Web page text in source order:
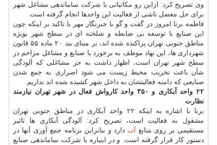
وی تصریح کرد: ازاین رو مکاتباتی با شرکت ساماندهی مشاغل شهر
برای حل معضل ناشی از فعالیت این واحدها انجام گرفته است.
فاطمه برنا امروز در گفت و گو با خبرنگار مهر با تاکید بر اینکه چون
این صنایع با توسعه بی ضابطه و شلخته ای در سطح شهر بویژه
مناطق جنوبی تهران پراکنده شده اند، بر مبنای بند ۲۰ ماده ۵۵ قانون
شهرداری ها، این نهاد موظف به برخورد با صنایع و مشاغل مزاحم در
سطح شهر تهران است، اظهار داشت به جز مشاغلی که آلودگی
شأن باعث تخریب محیط زیست می شود اصراری به جمع شدن
صنایعی که دامنه فعالیتشان به داخل شهر کشیده شده اند نداریم.
۲۲ واحد آبکاری و ۳۵۰ واحد کارواش فعال در شهر تهران نیازمند
نظارت
برنا با اشاره به اینکه ۲۲ واحد آبکاری در مناطق جنوبی تهران
مشغول به فعالیت است، تصریح کرد: آلودگی آبکاری ها تاثیر
مستقیمی بر روی منابع آب دارد و بنابراین برنامه جمع آوری آنها در
دستور کار قرار گرفته است. و در اینباره با شرکت ساماندهی صنایع